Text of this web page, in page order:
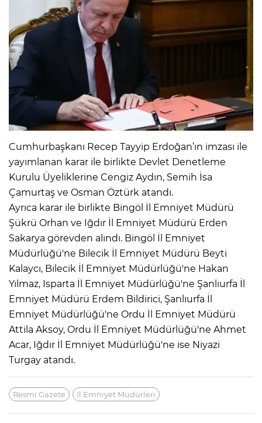
Cumhurbaşkanı Recep Tayyip Erdoğan’ın imzası ile
yayımlanan karar ile birlikte Devlet Denetleme
Kurulu Üyeliklerine Cengiz Aydın, Semih İsa
Çamurtaş ve Osman Öztürk atandı.
Ayrıca karar ile birlikte Bingöl İl Emniyet Müdürü
Şükrü Orhan ve Iğdır İl Emniyet Müdürü Erden
Sakarya görevden alındı. Bingöl İl Emniyet
Müdürlüğü'ne Bilecik İl Emniyet Müdürü Beyti
Kalaycı, Bilecik İl Emniyet Müdürlüğü'ne Hakan
Yılmaz, Isparta İl Emniyet Müdürlüğü'ne Şanlıurfa İl
Emniyet Müdürü Erdem Bildirici, Şanlıurfa İl
Emniyet Müdürlüğü'ne Ordu İl Emniyet Müdürü
Attila Aksoy, Ordu İl Emniyet Müdürlüğü'ne Ahmet
Acar, Iğdır İl Emniyet Müdürlüğü'ne ise Niyazi
Turgay atandı.
Resmi Gazete Il Emniyet Müdürleri